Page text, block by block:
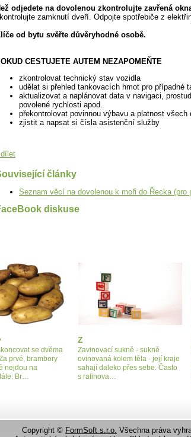
odjedete na dovolenou zkontrolujte zavřená
zamknutí dveří. Odpojte spotřebiče z
od bytu svěřte důvěryhodné osobě.
CESTUJETE AUTEM NEZAPOMEŇTE
zkontrolovat technický stav vozidla
udělat si přehled tankovacích hmot pro případné
aktualizovat a naplánovat data v navigaci,
povolené rychlosti apod.
překontrolovat povinnou výbavu a platnost všech
zjistit a napsat si čísla asistenční služby
články
Seznam věcí na dovolenou k moři do Řecka (pro
diskuse
se dvěma
prvé, brambory
nejdou na
Br…
Z
Zavinovací sukně - sukně
ovinovaná kolem těla - její kraje
sahají daleko přes sebe. Často
s rafinova…
Copyright © FormSoft s.r.o. Všechna práva